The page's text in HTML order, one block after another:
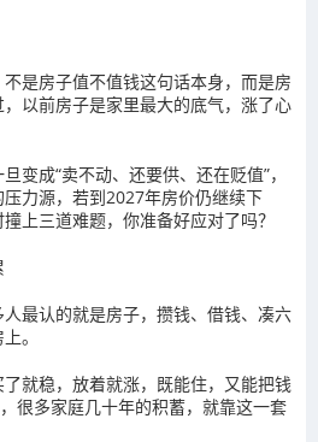
是房子值不值钱这句话本身，而是房
以前房子是家里最大的底气，涨了心
变成“卖不动、还要供、还在贬值”，
力源，若到2027年房价仍继续下
上三道难题，你准备好应对了吗？
最认的就是房子，攒钱、借钱、凑六
。
就稳，放着就涨，既能住，又能把钱
很多家庭几十年的积蓄，就靠这一套